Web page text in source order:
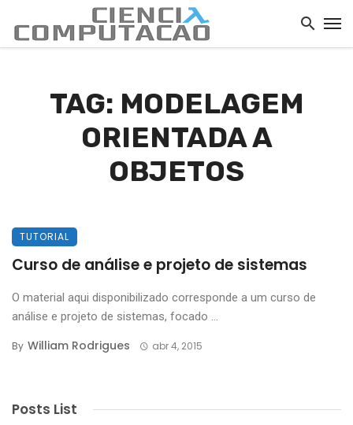
TAG: MODELAGEM
ORIENTADA A
OBJETOS
TUTORIAL
Curso de análise e projeto de sistemas
O material aqui disponibilizado corresponde a um curso de
análise e projeto de sistemas, focado ...
By William Rodrigues abr 4, 2015
Posts List